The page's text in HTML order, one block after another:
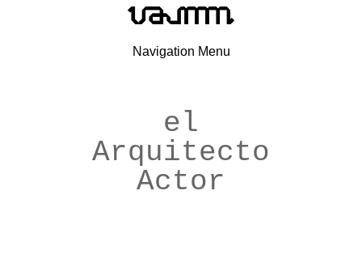
Navigation Menu
el
Arquitecto
Actor